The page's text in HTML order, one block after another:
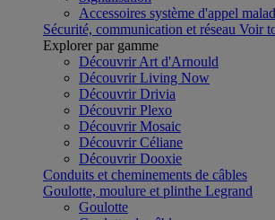
Accessoires système d'appel
Sécurité, communication et réseau Voir
Explorer par gamme
Découvrir Art d'Arnould
Découvrir Living Now
Découvrir Drivia
Découvrir Plexo
Découvrir Mosaic
Découvrir Céliane
Découvrir Dooxie
Conduits et cheminements de câbles
Goulotte, moulure et plinthe Legrand
Goulotte